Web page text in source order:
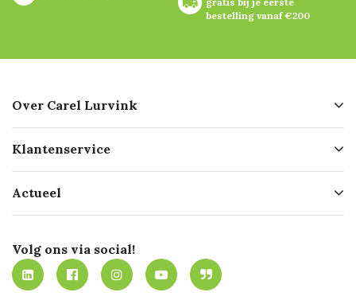
bestelling vanaf €200
Over Carel Lurvink
Geschiedenis
Missie
Werken bij Carel Lurvink
MVO
Klantenservice
Bezorgen
Mijn Carel Lurvink
Mijn Carel Lurvink instructievideo's
Carel Lurvink App
Actueel
Innovation LAB
Tevreden klanten
Carel Lurvink Blog
Volg ons via social!